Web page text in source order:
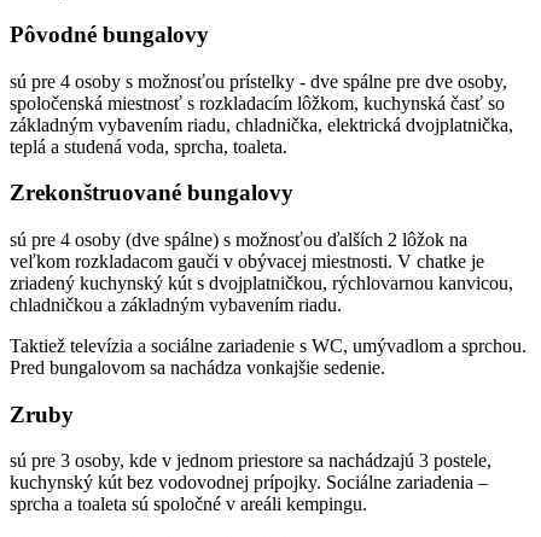
Pôvodné bungalovy
sú pre 4 osoby s možnosťou prístelky - dve spálne pre dve osoby,
spoločenská miestnosť s rozkladacím lôžkom, kuchynská časť so
základným vybavením riadu, chladnička, elektrická dvojplatnička,
teplá a studená voda, sprcha, toaleta.
Zrekonštruované bungalovy
sú pre 4 osoby (dve spálne) s možnosťou ďalších 2 lôžok na
veľkom rozkladacom gauči v obývacej miestnosti. V chatke je
zriadený kuchynský kút s dvojplatničkou, rýchlovarnou kanvicou,
chladničkou a základným vybavením riadu.
Taktiež televízia a sociálne zariadenie s WC, umývadlom a sprchou.
Pred bungalovom sa nachádza vonkajšie sedenie.
Zruby
sú pre 3 osoby, kde v jednom priestore sa nachádzajú 3 postele,
kuchynský kút bez vodovodnej prípojky. Sociálne zariadenia –
sprcha a toaleta sú spoločné v areáli kempingu.